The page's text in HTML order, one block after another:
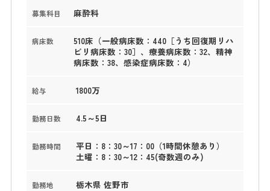
募集科目 麻酔科
病床数
510床（一般病床数：440［うち回復期リハ
ビリ病床数：30］、療養病床数：32、精神
病床数：38、感染症病床数：4）
給与 1800万
勤務日数 4.5～5日
勤務時間
平日：8：30～17：00（1時間休憩あり）
土曜：8：30～12：45(奇数週のみ)
勤務地 栃木県 佐野市